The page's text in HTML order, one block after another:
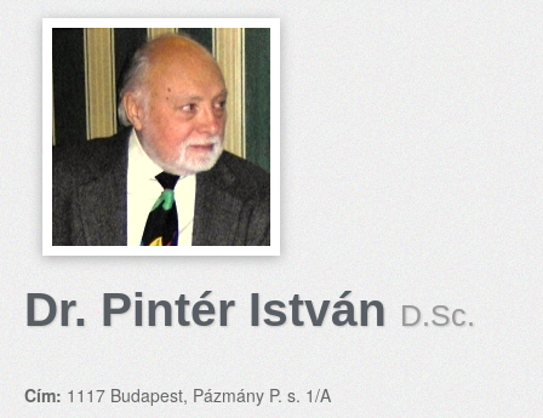
OKTATÁS
MUNKATÁRSAK
AKTUÁLIS
GALÉRIA
KAPCSOLAT
Dr. Pintér István D.Sc.
Cím: 1117 Budapest, Pázmány P. s. 1/A